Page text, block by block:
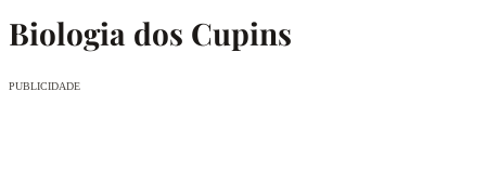
Biologia dos Cupins
PUBLICIDADE